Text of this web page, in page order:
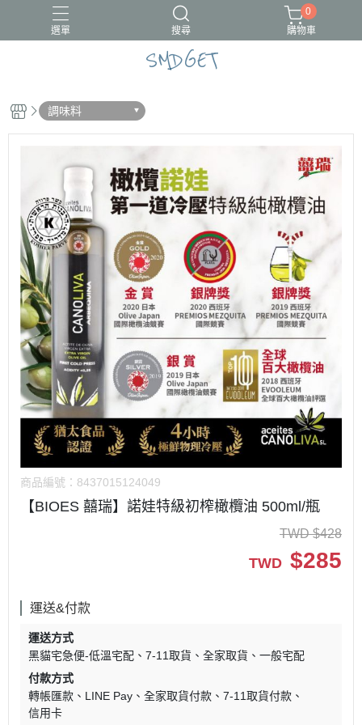
選單 搜尋
#新品上市 CÓCOES
0
購物車
SMDGET
調味料
商品編號： 8437015124049
【BIOES 囍瑞】諾娃特級初榨橄欖油 500ml/瓶
TWD $428
TWD $285
運送&付款
運送方式
黑貓宅急便-低溫宅配
7-11取貨 全家取貨
一般宅配
付款方式
轉帳匯款
LINE Pay 全家取貨付款
7-11取貨付款
信用卡